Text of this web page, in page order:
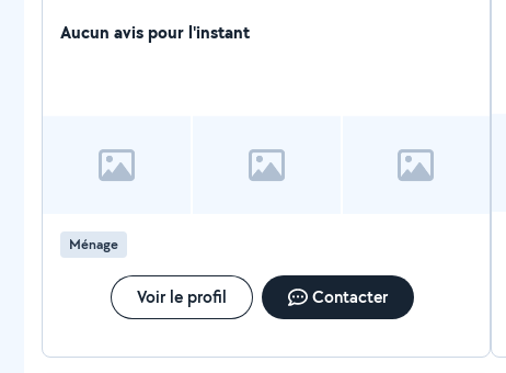
Surveillance de maison J'interviens pour les particuliers,
contacter. Cordialement, Morgan
Aucun avis pour l'instant
Ménage
Voir le profil Contacter